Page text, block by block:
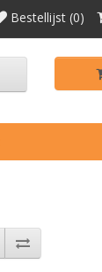
Bestellijst (0)